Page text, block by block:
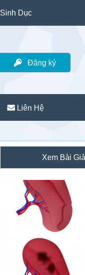
Sinh Dục
Đăng ký
Liên Hệ
Sidebar
chính
Xem Bài